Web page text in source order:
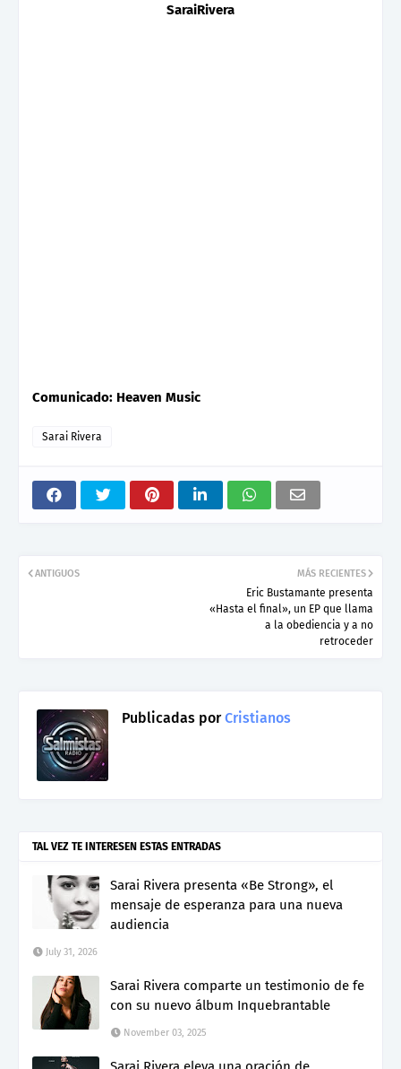
SaraiRivera
Comunicado: Heaven Music
Sarai Rivera
MÁS RECIENTES
Eric Bustamante presenta
«Hasta el final», un EP que llama
a la obediencia y a no
retroceder
ANTIGUOS
Publicadas porCristianos
TAL VEZ TE INTERESEN ESTAS ENTRADAS
Sarai Rivera presenta «Be Strong», el
mensaje de esperanza para una nueva
audiencia
July 31, 2026
Sarai Rivera comparte un testimonio de fe
con su nuevo álbum Inquebrantable
November 03, 2025